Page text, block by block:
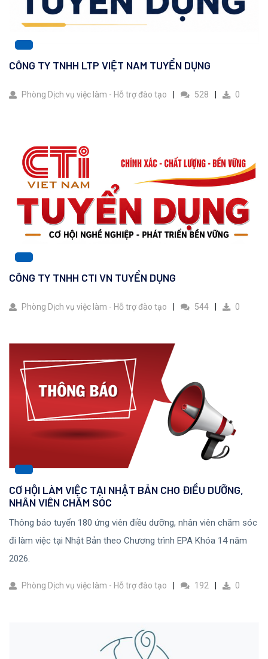
CÔNG TY TNHH LTP VIỆT NAM TUYỂN DỤNG
Phòng Dịch vụ việc làm - Hỗ trợ đào tạo 528 0
CÔNG TY TNHH CTI VN TUYỂN DỤNG
Phòng Dịch vụ việc làm - Hỗ trợ đào tạo 544 0
CƠ HỘI LÀM VIỆC TẠI NHẬT BẢN CHO ĐIỀU DƯỠNG,
NHÂN VIÊN CHĂM SÓC
Thông báo tuyển 180 ứng viên điều dưỡng, nhân viên chăm sóc
đi làm việc tại Nhật Bản theo Chương trình EPA Khóa 14 năm
2026.
Phòng Dịch vụ việc làm - Hỗ trợ đào tạo 192 0